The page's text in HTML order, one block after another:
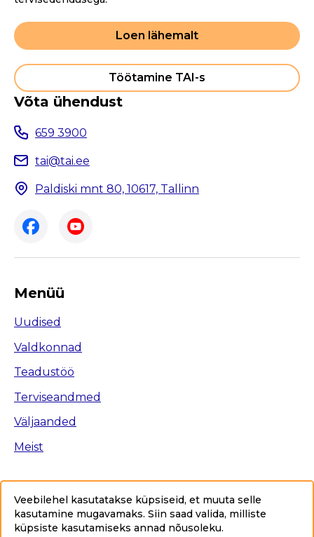
Loen lähemalt
Töötamine TAI-s
Võta ühendust
659 3900
tai@tai.ee
Paldiski mnt 80, 10617, Tallinn
Menüü
Uudised
Valdkonnad
Teadustöö
Terviseandmed
Väljaanded
Meist
Ligipääsetavus
Veebilehel kasutatakse küpsiseid, et muuta selle
kasutamine mugavamaks. Siin saad valida, milliste
küpsiste kasutamiseks annad nõusoleku.